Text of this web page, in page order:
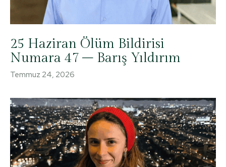
25 Haziran Ölüm Bildirisi
Numara 47 – Barış Yıldırım
Temmuz 24, 2026